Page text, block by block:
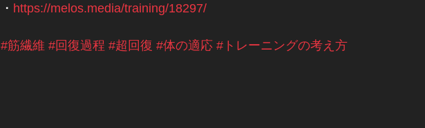
・ https://melos.media/training/18297/
#筋繊維 #回復過程 #超回復 #体の適応 #トレーニングの考え方